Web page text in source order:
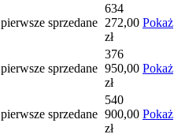
pierwsze sprzedane
634
272,00
zł
Pokaż
pierwsze sprzedane
376
950,00
zł
Pokaż
pierwsze sprzedane
540
900,00
zł
Pokaż